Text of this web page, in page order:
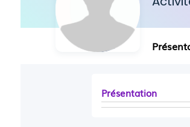
Présentation